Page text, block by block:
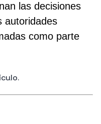
las decisiones
autoridades
como parte